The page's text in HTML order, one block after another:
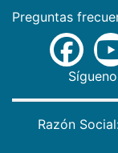
Preguntas
Razón